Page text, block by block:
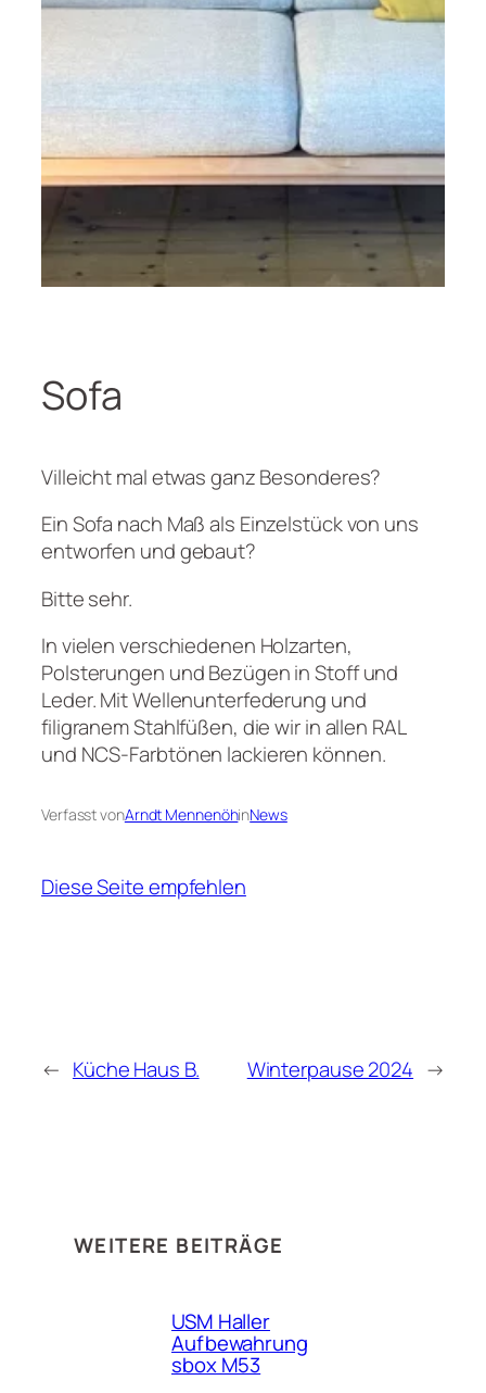
Sofa
Villeicht mal etwas ganz Besonderes?
Ein Sofa nach Maß als Einzelstück von uns
entworfen und gebaut?
Bitte sehr.
In vielen verschiedenen Holzarten,
Polsterungen und Bezügen in Stoff und
Leder. Mit Wellenunterfederung und
filigranem Stahlfüßen, die wir in allen RAL
und NCS-Farbtönen lackieren können.
Verfasst vonArndt MennenöhinNews
Diese Seite empfehlen
← Küche Haus B. Winterpause 2024 →
WEITERE BEITRÄGE
USM Haller
Aufbewahrung
sbox M53